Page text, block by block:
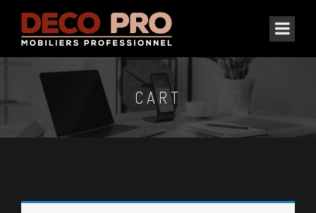
CART